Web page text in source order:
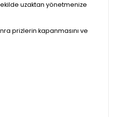
uzaktan yönetmenize
prizlerin kapanmasını ve